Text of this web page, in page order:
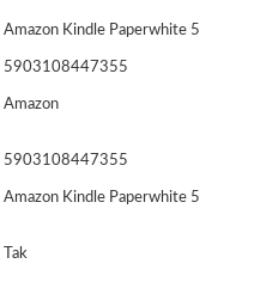
Amazon Kindle Paperwhite 5
5903108447355
Amazon
5903108447355
Amazon Kindle Paperwhite 5
Tak